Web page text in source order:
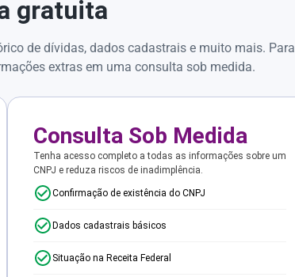
gratuita
de dívidas, dados cadastrais e muito mais. Para
extras em uma consulta sob medida.
Consulta Sob Medida
Tenha acesso completo a todas as informações sobre um
CNPJ e reduza riscos de inadimplência.
Confirmação de existência do CNPJ
Dados cadastrais básicos
Situação na Receita Federal